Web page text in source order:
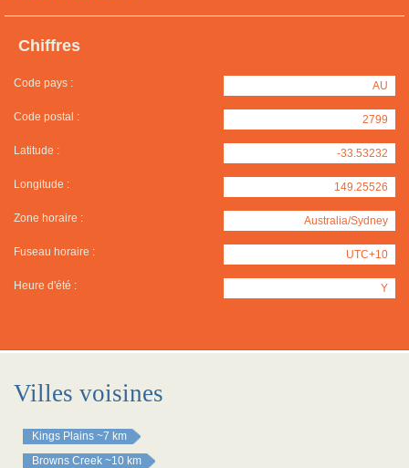
Chiffres
Code pays : AU
Code postal : 2799
Latitude : -33.53232
Longitude : 149.25526
Zone horaire : Australia/Sydney
Fuseau horaire : UTC+10
Heure d'été : Y
Villes voisines
Kings Plains ~7 km
Browns Creek ~10 km